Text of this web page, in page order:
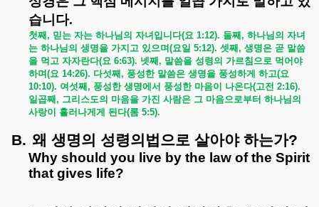
습니다.
첫째, 믿는 자는 하나님의 자녀입니다(요 1:12). 둘째, 하나님의 자녀
는 하나님의 생명을 가지고 있으며 (요일 5:12). 셋째, 생명은 곧 말씀
을 먹고 자자란다(요 6:63). 넷째, 말씀을 성령의 가르침으로 먹어야
하며 (요 14:26). 다섯째, 풍성한 말씀은 생명을 풍성하게 하고(요
10:10). 여섯째, 풍성한 생명에서 풍성한 마음이 나온다(고전 2:16).
일곱째, 그리스도의 마음을 가진 사람은 그 마음으로부터 하나님의
사랑이
흘러나게게 된다(롬 5:5).
B. 왜 생명의 성령의법으로 살아야 하는가?
Why should you live by the law of the Spirit
that gives life?